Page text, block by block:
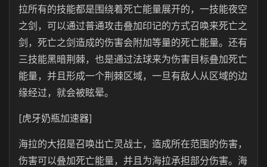
拉所有的技能都是围绕着死亡能量展开的，一技能夜空
之剑，可以通过普通攻击叠加印记的方式召唤来死亡之
剑，死亡之剑造成的伤害会附加等量的死亡能量。还有
三技能黑暗荆棘，也是通过法球来为伤害目标叠加死亡
能量，并且形成一个荆棘区域，一旦有敌人从区域的边
缘经过，就会被眩晕。
[虎牙奶瓶加速器]
海拉的大招是召唤出亡灵战士，造成所在范围的伤害，
伤害可以叠加死亡能量，并且为海拉承担部分伤害。海